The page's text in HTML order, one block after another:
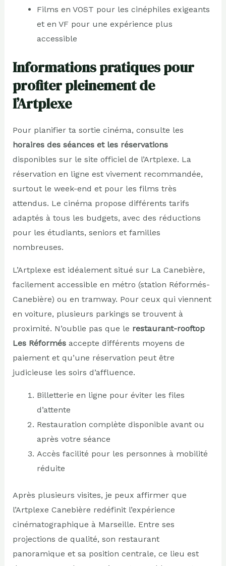
Films en VOST pour les cinéphiles exigeants
et en VF pour une expérience plus
accessible
Informations pratiques pour
profiter pleinement de
l’Artplexe
Pour planifier ta sortie cinéma, consulte les
horaires des séances et les réservations
disponibles sur le site officiel de l’Artplexe. La
réservation en ligne est vivement recommandée,
surtout le week-end et pour les films très
attendus. Le cinéma propose différents tarifs
adaptés à tous les budgets, avec des réductions
pour les étudiants, seniors et familles
nombreuses.
L’Artplexe est idéalement situé sur La Canebière,
facilement accessible en métro (station Réformés-
Canebière) ou en tramway. Pour ceux qui viennent
en voiture, plusieurs parkings se trouvent à
proximité. N’oublie pas que le restaurant-rooftop
Les Réformésaccepte différents moyens de
paiement et qu’une réservation peut être
judicieuse les soirs d’affluence.
Billetterie en ligne pour éviter les files
d’attente
Restauration complète disponible avant ou
après votre séance
Accès facilité pour les personnes à mobilité
réduite
Après plusieurs visites, je peux affirmer que
l’Artplexe Canebière redéfinit l’expérience
cinématographique à Marseille. Entre ses
projections de qualité, son restaurant
panoramique et sa position centrale, ce lieu est